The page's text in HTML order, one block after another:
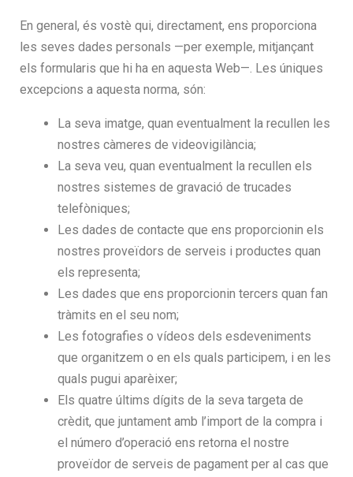
En general, és vostè qui, directament, ens proporciona
les seves dades personals —per exemple, mitjançant
els formularis que hi ha en aquesta Web—. Les úniques
excepcions a aquesta norma, són:
La seva imatge, quan eventualment la recullen les
nostres càmeres de videovigilància;
La seva veu, quan eventualment la recullen els
nostres sistemes de gravació de trucades
telefòniques;
Les dades de contacte que ens proporcionin els
nostres proveïdors de serveis i productes quan
els representa;
Les dades que ens proporcionin tercers quan fan
tràmits en el seu nom;
Les fotografies o vídeos dels esdeveniments
que organitzem o en els quals participem, i en les
quals pugui aparèixer;
Els quatre últims dígits de la seva targeta de
crèdit, que juntament amb l’import de la compra i
el número d’operació ens retorna el nostre
proveïdor de serveis de pagament per al cas que